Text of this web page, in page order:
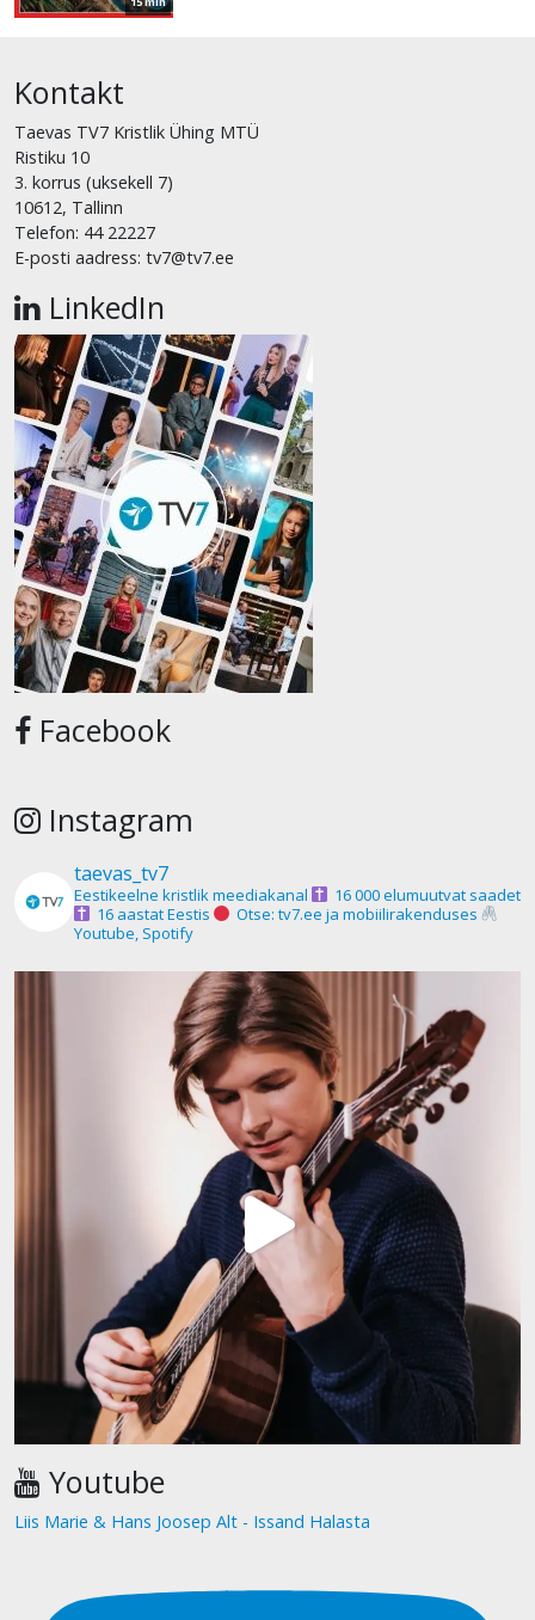
Kontakt
Taevas TV7 Kristlik Ühing MTÜ
Ristiku 10
3. korrus (uksekell 7)
10612, Tallinn
Telefon: 44 22227
E-posti aadress: tv7@tv7.ee
LinkedIn
Facebook
Instagram
taevas_tv7
Eestikeelne kristlik meediakanal
16 000 elumuutvat saadet
16 aastat Eestis
Otse: tv7.ee ja mobiilirakenduses
Youtube, Spotify
Youtube
Liis Marie & Hans Joosep Alt - Issand Halasta